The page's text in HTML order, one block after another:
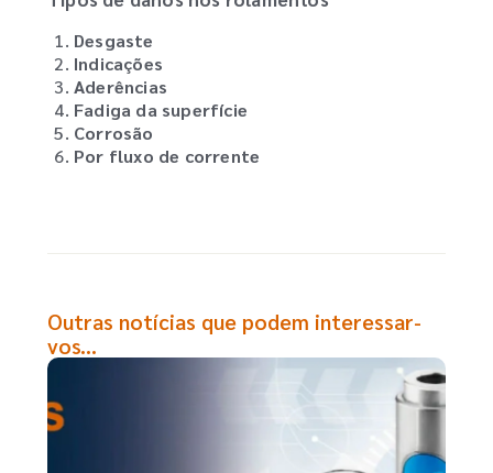
Desgaste
Indicações
Aderências
Fadiga da superfície
Corrosão
Por fluxo de corrente
Outras notícias que podem interessar-
vos...